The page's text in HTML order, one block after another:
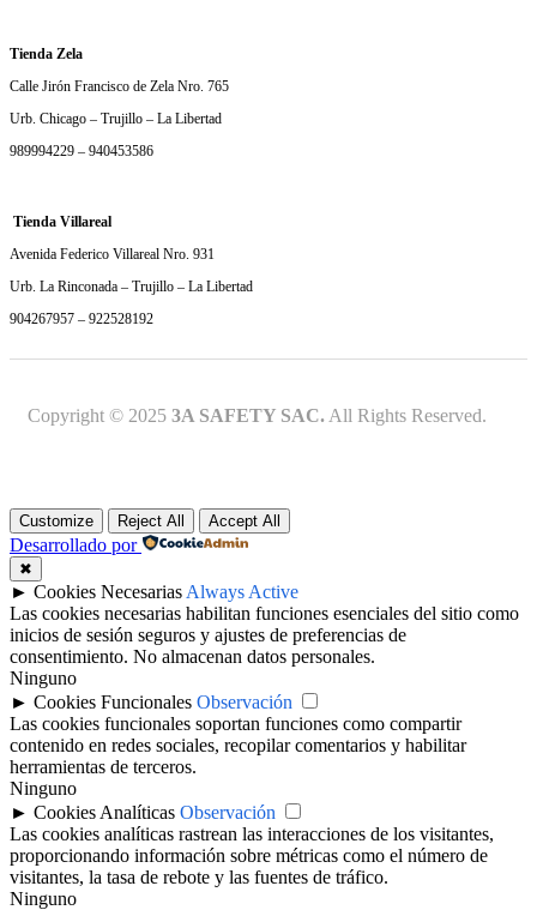
Tienda Zela
Calle Jirón Francisco de Zela Nro. 765
Urb. Chicago – Trujillo – La Libertad
989994229 – 940453586
Tienda Villareal
Avenida Federico Villareal Nro. 931
Urb. La Rinconada – Trujillo – La Libertad
904267957 – 922528192
Copyright © 2025 3A SAFETY SAC. All Rights Reserved.
Customize Reject All Accept All
Desarrollado por
✖
► Cookies Necesarias Always Active
Las cookies necesarias habilitan funciones esenciales del sitio como
inicios de sesión seguros y ajustes de preferencias de
consentimiento. No almacenan datos personales.
Ninguno
► Cookies Funcionales Observación
Las cookies funcionales soportan funciones como compartir
contenido en redes sociales, recopilar comentarios y habilitar
herramientas de terceros.
Ninguno
► Cookies Analíticas Observación
Las cookies analíticas rastrean las interacciones de los visitantes,
proporcionando información sobre métricas como el número de
visitantes, la tasa de rebote y las fuentes de tráfico.
Ninguno